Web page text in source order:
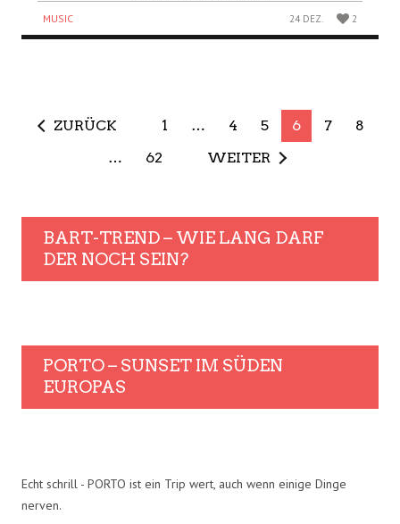
MUSIC 24 DEZ. 2
ZURÜCK 1 … 4 5 6 7
8
…
62 WEITER
BART-TREND – WIE LANG DARF
DER NOCH SEIN?
PORTO – SUNSET IM SÜDEN
EUROPAS
Echt schrill - PORTO ist ein Trip wert, auch wenn einige Dinge
nerven.